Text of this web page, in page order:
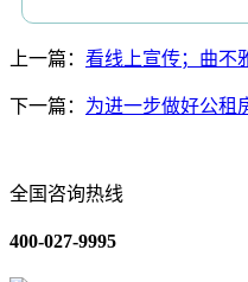
上一篇： 看线上宣传；曲不
下一篇： 为进一步做好公租
全国咨询热线
400-027-9995